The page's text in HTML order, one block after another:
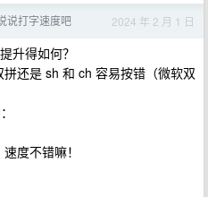
说打字速度吧 2024 年 2 月 1 日
升得如何？
还是 sh 和 ch 容易按错（微软双
度不错嘛！